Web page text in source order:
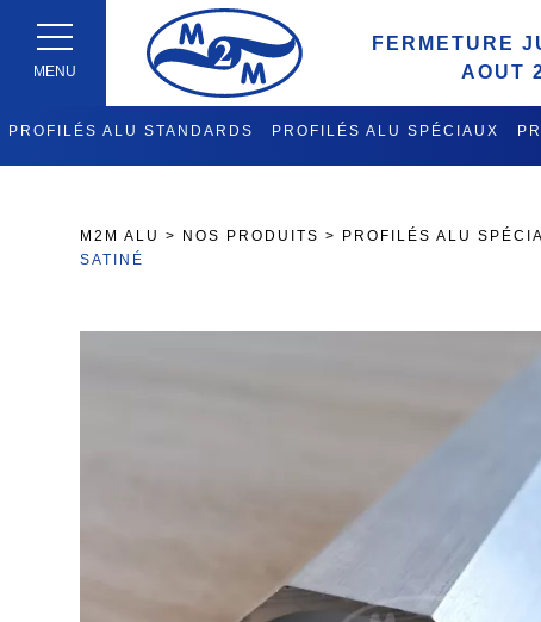
MENU
FERMETURE
AOUT
PROFILÉS ALU STANDARDS PROFILÉS ALU SPÉCIAUX
M2M ALU > NOS PRODUITS > PROFILÉS ALU
SATINÉ